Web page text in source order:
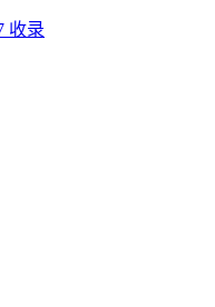
收录